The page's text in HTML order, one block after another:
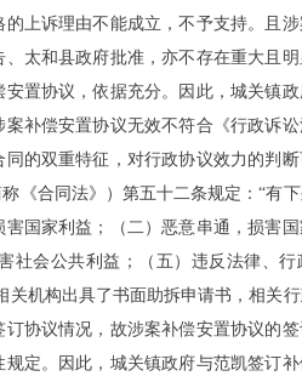
上诉理由不能成立，不予支持。且
太和县政府批准，亦不存在重大且
置协议，依据充分。因此，城关镇
补偿安置协议无效不符合《行政诉
的双重特征，对行政协议效力的判
《合同法》）第五十二条规定：“有
国家利益；（二）恶意串通，损害
社会公共利益；（五）违反法律、
机构出具了书面助拆申请书，相关
协议情况，故涉案补偿安置协议的
定。因此，城关镇政府与范凯签订